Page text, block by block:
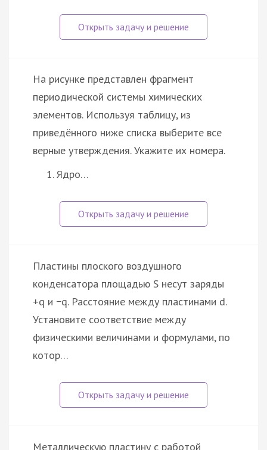
На рисунке представлен фрагмент
периодической системы химических
элементов. Используя таблицу, из
приведённого ниже списка выберите все
верные утверждения. Укажите их номера.
Ядро…
Пластины плоского воздушного
конденсатора площадью S несут заряды
+q и −q. Расстояние между пластинами d.
Установите соответствие между
физическими величинами и формулами, по
котор…
Металлическую пластину с работой